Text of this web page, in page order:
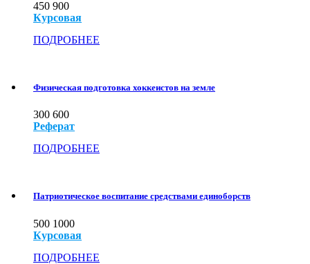
450 900
Курсовая
ПОДРОБНЕЕ
Физическая подготовка хоккеистов на земле
300 600
Реферат
ПОДРОБНЕЕ
Патриотическое воспитание средствами единоборств
500 1000
Курсовая
ПОДРОБНЕЕ